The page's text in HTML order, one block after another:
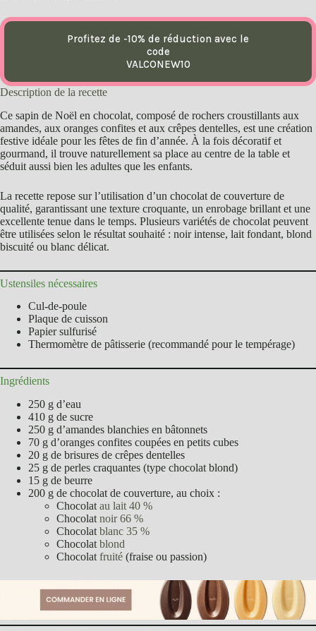
Profitez de -10% de réduction avec le
code
VALCONEW10
Description de la recette
Ce sapin de Noël en chocolat, composé de rochers croustillants aux
amandes, aux oranges confites et aux crêpes dentelles, est une création
festive idéale pour les fêtes de fin d’année. À la fois décoratif et
gourmand, il trouve naturellement sa place au centre de la table et
séduit aussi bien les adultes que les enfants.
La recette repose sur l’utilisation d’un chocolat de couverture de
qualité, garantissant une texture croquante, un enrobage brillant et une
excellente tenue dans le temps. Plusieurs variétés de chocolat peuvent
être utilisées selon le résultat souhaité : noir intense, lait fondant, blond
biscuité ou blanc délicat.
Ustensiles nécessaires
Cul-de-poule
Plaque de cuisson
Papier sulfurisé
Thermomètre de pâtisserie (recommandé pour le tempérage)
Ingrédients
250 g d’eau
410 g de sucre
250 g d’amandes blanchies en bâtonnets
70 g d’oranges confites coupées en petits cubes
20 g de brisures de crêpes dentelles
25 g de perles craquantes (type chocolat blond)
15 g de beurre
200 g de chocolat de couverture, au choix :
Chocolat au lait 40 %
Chocolat noir 66 %
Chocolat blanc 35 %
Chocolat blond
Chocolat fruité (fraise ou passion)